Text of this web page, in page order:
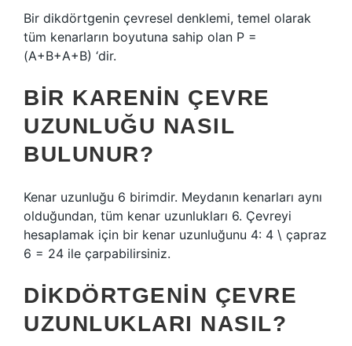
Bir dikdörtgenin çevresel denklemi, temel olarak
tüm kenarların boyutuna sahip olan P =
(A+B+A+B) ‘dir.
BIR KARENIN ÇEVRE
UZUNLUĞU NASIL
BULUNUR?
Kenar uzunluğu 6 birimdir. Meydanın kenarları aynı
olduğundan, tüm kenar uzunlukları 6. Çevreyi
hesaplamak için bir kenar uzunluğunu 4: 4 \ çapraz
6 = 24 ile çarpabilirsiniz.
DIKDÖRTGENIN ÇEVRE
UZUNLUKLARI NASIL?